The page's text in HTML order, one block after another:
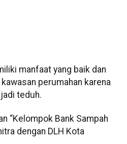
manfaat yang baik dan
perumahan karena
teduh.
“Kelompok Bank Sampah
dengan DLH Kota